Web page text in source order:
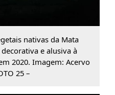
nativas da Mata
e alusiva à
2020. Imagem: Acervo
25 –